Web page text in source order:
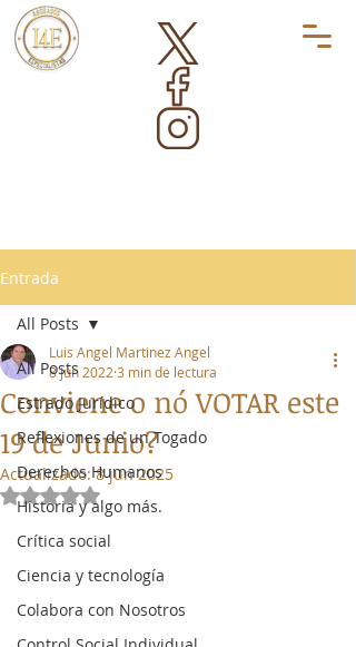
Entrada
All Posts
Estrado Jurídico
Reflexiones de un Togado
Derechos Humanos
Historia y algo más.
Crítica social
Ciencia y tecnología
Colabora con Nosotros
All Posts
Conviene o nó VOTAR este
19 de Junio?
Luis Angel Martinez Angel
8 jun 2022 3 min de lectura
Actualizado:8 jun 2025
Obtuvo NaN de 5 estrellas.